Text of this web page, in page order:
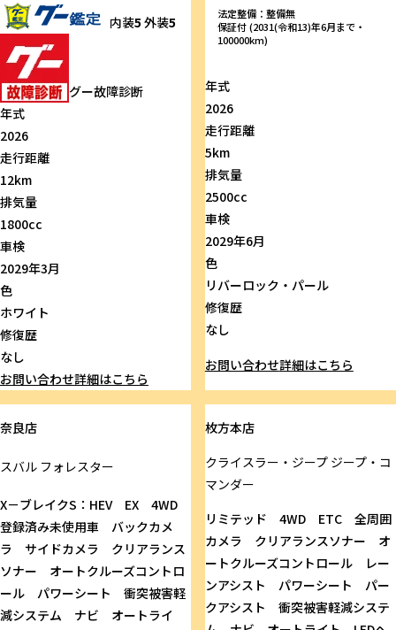
内装5 外装5
グー故障診断
年式
2026
走行距離
12km
排気量
1800cc
車検
2029年3月
色
ホワイト
修復歴
なし
お問い合わせ詳細はこちら
法定整備：整備無
保証付 (2031(令和13)年6月まで・
100000km)
年式
2026
走行距離
5km
排気量
2500cc
車検
2029年6月
色
リバーロック・パール
修復歴
なし
お問い合わせ詳細はこちら
奈良店
スバル フォレスター
X－ブレイクS：HEV EX 4WD
登録済み未使用車 バックカメ
ラ サイドカメラ クリアランス
ソナー オートクルーズコントロ
ール パワーシート 衝突被害軽
減システム ナビ オートライ
枚方本店
クライスラー・ジープジープ・コ
マンダー
リミテッド 4WD ETC 全周囲
カメラ クリアランスソナー オ
ートクルーズコントロール レー
ンアシスト パワーシート パー
クアシスト 衝突被害軽減システ